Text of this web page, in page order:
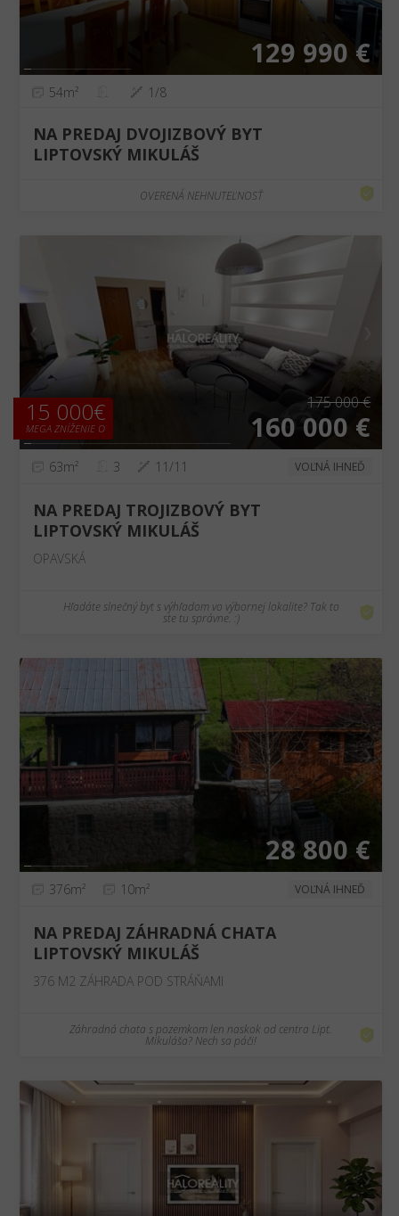
129 990 €
54m² 1/8
NA PREDAJ DVOJIZBOVÝ BYT
LIPTOVSKÝ MIKULÁŠ
OVERENÁ NEHNUTEĽNOSŤ
❮
15 000€
MEGA ZNÍŽENIE O
175 000 €
160 000 €
63m² 3 11/11 VOĽNÁ IHNEĎ
NA PREDAJ TROJIZBOVÝ BYT
LIPTOVSKÝ MIKULÁŠ
OPAVSKÁ
Hľadáte slnečný byt s výhľadom vo výbornej lokalite? Tak to
ste tu správne. :)
❮ ❯
28 800 €
376m² 10m² VOĽNÁ IHNEĎ
NA PREDAJ ZÁHRADNÁ CHATA
LIPTOVSKÝ MIKULÁŠ
376 M2 ZÁHRADA POD STRÁŇAMI
Záhradná chata s pozemkom len naskok od centra Lipt.
Mikuláša? Nech sa páči!
❯